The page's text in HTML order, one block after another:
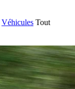
Véhicules Tout